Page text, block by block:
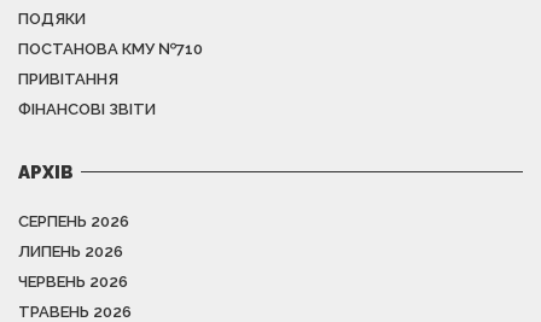
ПОДЯКИ
ПОСТАНОВА КМУ №710
ПРИВІТАННЯ
ФІНАНСОВІ ЗВІТИ
АРХІВ
СЕРПЕНЬ 2026
ЛИПЕНЬ 2026
ЧЕРВЕНЬ 2026
ТРАВЕНЬ 2026